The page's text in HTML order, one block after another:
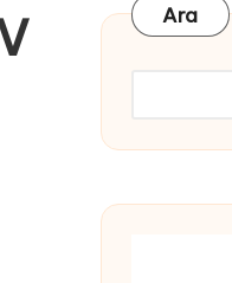
Ara